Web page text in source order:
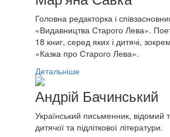
Головна редакторка і
«Видавництва Старого Лева».
18 книг, серед яких і дитячі,
«Казка про Старого Лева».
Детальніше
Андрій Бачинський
Український письменник, відомий
дитячої та підліткової літератури.